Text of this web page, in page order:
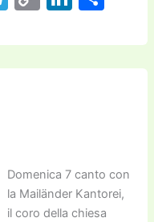
e
gr
p
y
k
e
n
di
Domenica 7 canto con
la Mailänder Kantorei,
il coro della chiesa